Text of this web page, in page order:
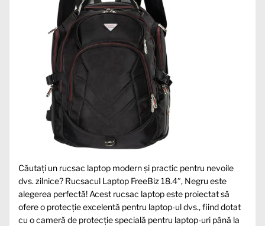
Căutați un rucsac laptop modern și practic pentru nevoile
dvs. zilnice? Rucsacul Laptop FreeBiz 18.4″, Negru este
alegerea perfectă! Acest rucsac laptop este proiectat să
ofere o protecție excelentă pentru laptop-ul dvs., fiind dotat
cu o cameră de protecție specială pentru laptop-uri până la